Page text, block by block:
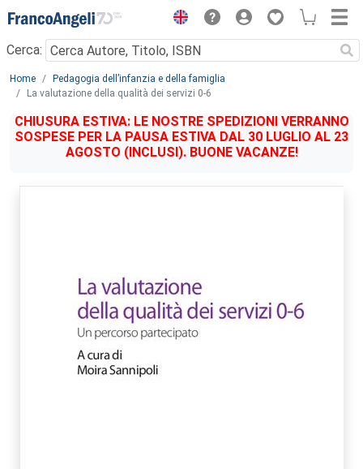
Menu
Cerca:
Main content
Home
Pedagogia dell’infanzia e della famiglia
La valutazione della qualità dei servizi 0-6
CHIUSURA ESTIVA: LE NOSTRE SPEDIZIONI VERRANNO
SOSPESE PER LA PAUSA ESTIVA DAL 30 LUGLIO AL 23
AGOSTO (INCLUSI). BUONE VACANZE!